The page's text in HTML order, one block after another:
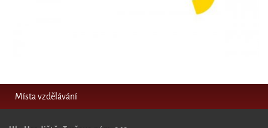
Místa vzdělávání